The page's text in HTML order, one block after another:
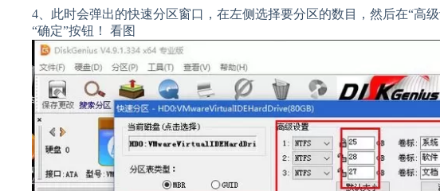
4、此时会弹出的快速分区窗口，在左侧选择要分区的数目，然后在“高
“确定”按钮！ 看图